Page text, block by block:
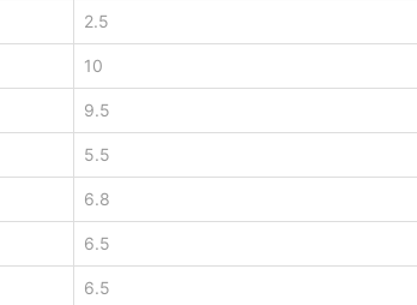
2.5
10
9.5
5.5
6.8
6.5
6.5